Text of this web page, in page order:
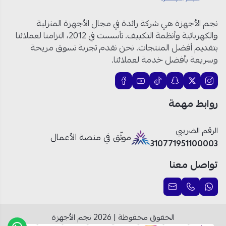
نوع المكيف:
وضع التشغيل:بارد وحار
سعة التبريد/التدفئة:23200 وحدة
رقم الموديل:GWH24AVEXF
الجهد الكهربائي / التردد:
هرتز
التحكم الذكي:Wi-Fi مدمج + ريموت كنترول
وضع التربو:
المؤقت الذكي:
فلترة محسّنة للهواء:إزالة الغبار والروائح
مستوى الضجيج:
تشغيل هادئ
الاستخدام:
مكيف جري الجداري بارد وحار: بريد وتدفئة ذكية على مدار
نجم الأجهزة هي شركة رائدة في مجال الأجهزة المنزلية
والكهربائية وأنظمة التكييف. تأسست في 2012، التزامنا لعملائنا
بتقديم أفضل المنتجات. نحن نقدم تجربة تسوق مريحة
وسريعة بأفضل خدمة لعملائنا.
روابط مهمة
الرقم الضريبي
310771951100003
موثّق في منصة الأعمال
تواصل معنا
الحقوق محفوظة | 2026 نجم الأجهزة